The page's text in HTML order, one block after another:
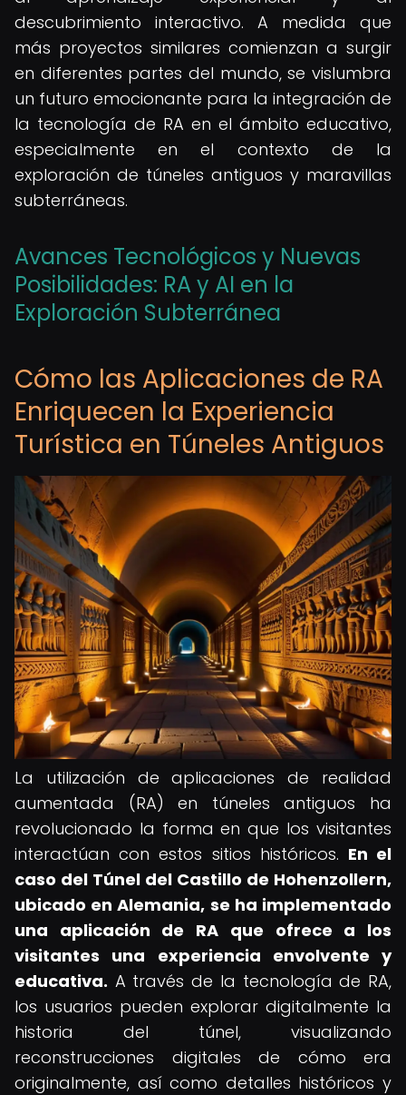
descubrimiento interactivo. A medida que
más proyectos similares comienzan a surgir
en diferentes partes del mundo, se vislumbra
un futuro emocionante para la integración de
la tecnología de RA en el ámbito educativo,
especialmente en el contexto de la
exploración de túneles antiguos y maravillas
subterráneas.
Avances Tecnológicos y Nuevas
Posibilidades: RA y AI en la
Exploración Subterránea
Cómo las Aplicaciones de RA
Enriquecen la Experiencia
Turística en Túneles Antiguos
La utilización de aplicaciones de realidad
aumentada (RA) en túneles antiguos ha
revolucionado la forma en que los visitantes
interactúan con estos sitios históricos. En el
caso del Túnel del Castillo de Hohenzollern,
ubicado en Alemania, se ha implementado
una aplicación de RA que ofrece a los
visitantes una experiencia envolvente y
educativa. A través de la tecnología de RA,
los usuarios pueden explorar digitalmente la
historia del túnel, visualizando
reconstrucciones digitales de cómo era
originalmente, así como detalles históricos y